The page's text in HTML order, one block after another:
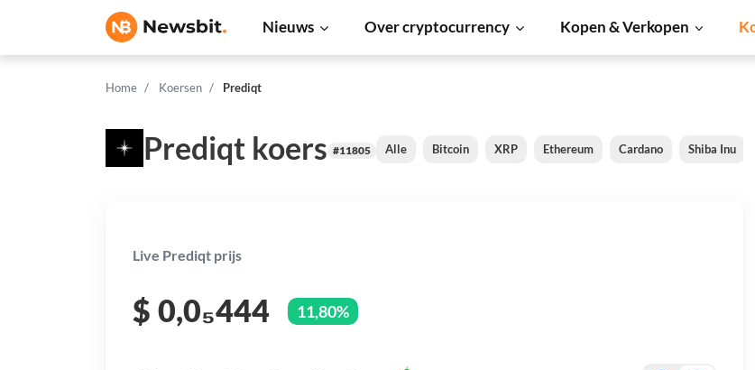
Nieuws Over cryptocurrency Kopen & Verkopen
Home Koersen Prediqt
Prediqt koers #11805 Alle Bitcoin XRP Ethereum Cardano Shiba Inu
Live Prediqt prijs
$ 0,0₅444 11,80%